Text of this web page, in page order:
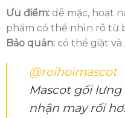
Ưu điểm: dễ mặc, hoạt
phẩm có thể nhìn rõ từ
Bảo quản: có thể giặt và
@roihoimascot
Mascot gối
nhận may rối